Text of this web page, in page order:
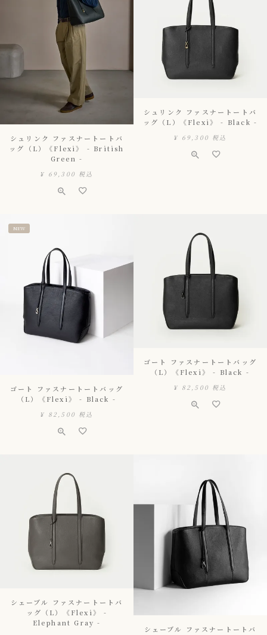
シュリンク ファスナートートバ
ッグ（L）《Flexi》 - British
Green -
¥ 69,300 税込
シュリンク ファスナートートバ
ッグ（L）《Flexi》 - Black -
¥ 69,300 税込
NEW
ゴート ファスナートートバッグ
（L）《Flexi》 - Black -
¥ 82,500 税込
ゴート ファスナートートバッグ
（L）《Flexi》 - Black -
¥ 82,500 税込
シェーブル ファスナートートバ
ッグ（L）《Flexi》 -
Elephant Gray -
シェーブル ファスナートートバ